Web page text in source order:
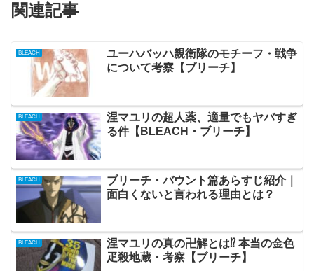
関連記事
BLEACH
ユーハバッハ親衛隊のモチーフ・戦争
について考察【ブリーチ】
BLEACH
涅マユリの超人薬、適量でもヤバすぎ
る件【BLEACH・ブリーチ】
BLEACH
ブリーチ・バウント篇あらすじ紹介｜
面白くないと言われる理由とは？
BLEACH
涅マユリの真の卍解とは⁉ 本当の金色
疋殺地蔵・考察【ブリーチ】